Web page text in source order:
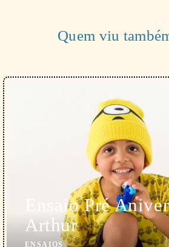
Quem viu
Ensaio Pré
Arthur
ENSAIOS